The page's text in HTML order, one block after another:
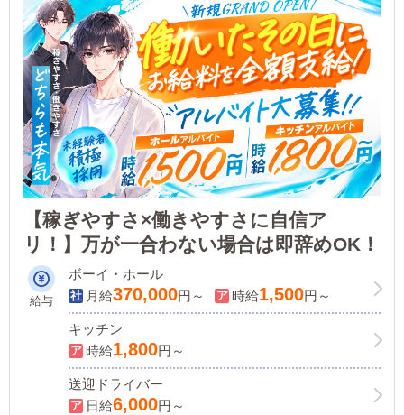
【稼ぎやすさ×働きやすさに自信ア
リ！】万が一合わない場合は即辞めOK！
給与
ボーイ・ホール
月給370,000円～ 時給1,500円～
キッチン
時給1,800円～
送迎ドライバー
日給6,000円～